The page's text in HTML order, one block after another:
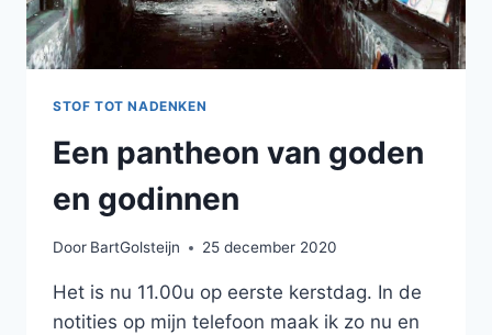
STOF TOT NADENKEN
Een pantheon van goden
en godinnen
Door BartGolsteijn 25 december 2020
Het is nu 11.00u op eerste kerstdag. In de
notities op mijn telefoon maak ik zo nu en